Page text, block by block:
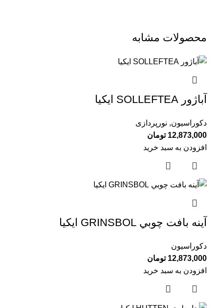
محصولات مشابه
آباژور SOLLEFTEA ايكيا
دکوراسیون, نورپردازی
12,873,000 تومان
افزودن به سبد خرید
آينه بافت چوبي GRINSBOL ايكيا
دکوراسیون
12,873,000 تومان
افزودن به سبد خرید